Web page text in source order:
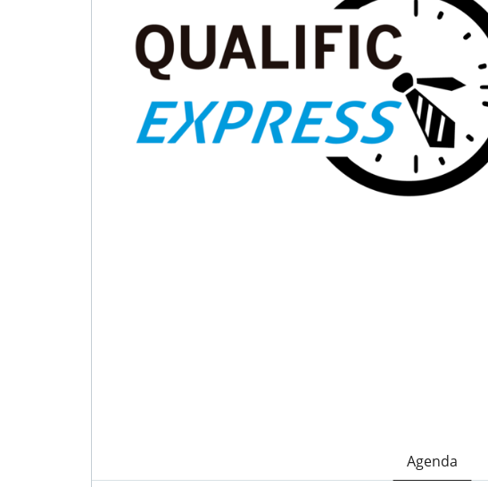
Agenda